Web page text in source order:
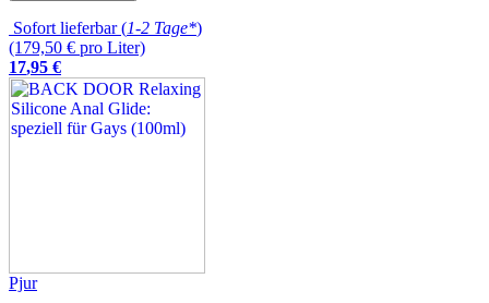
Sofort lieferbar (1-2 Tage*)
(179,50 € pro Liter)
17,95 €
Pjur